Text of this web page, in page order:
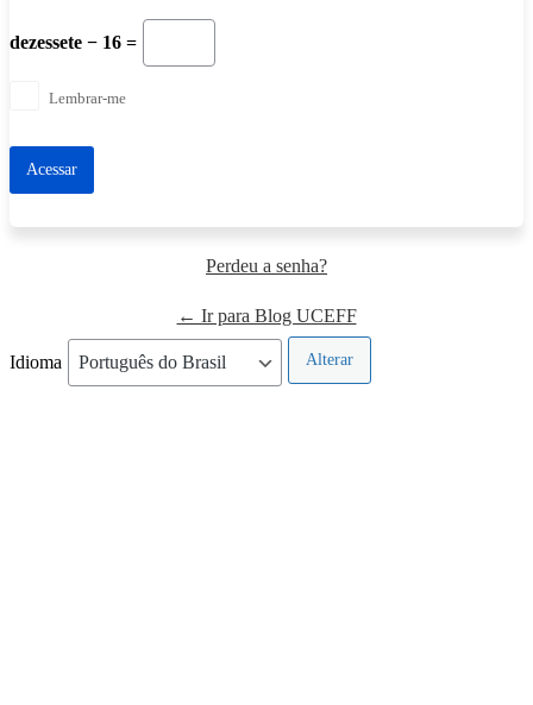
dezessete − 16 =
Lembrar-me
Perdeu a senha?
← Ir para Blog UCEFF
Idioma